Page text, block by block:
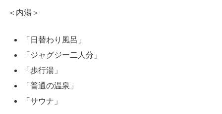
＜内湯＞
「日替わり風呂」
「ジャグジー二人分」
「歩行湯」
「普通の温泉」
「サウナ」